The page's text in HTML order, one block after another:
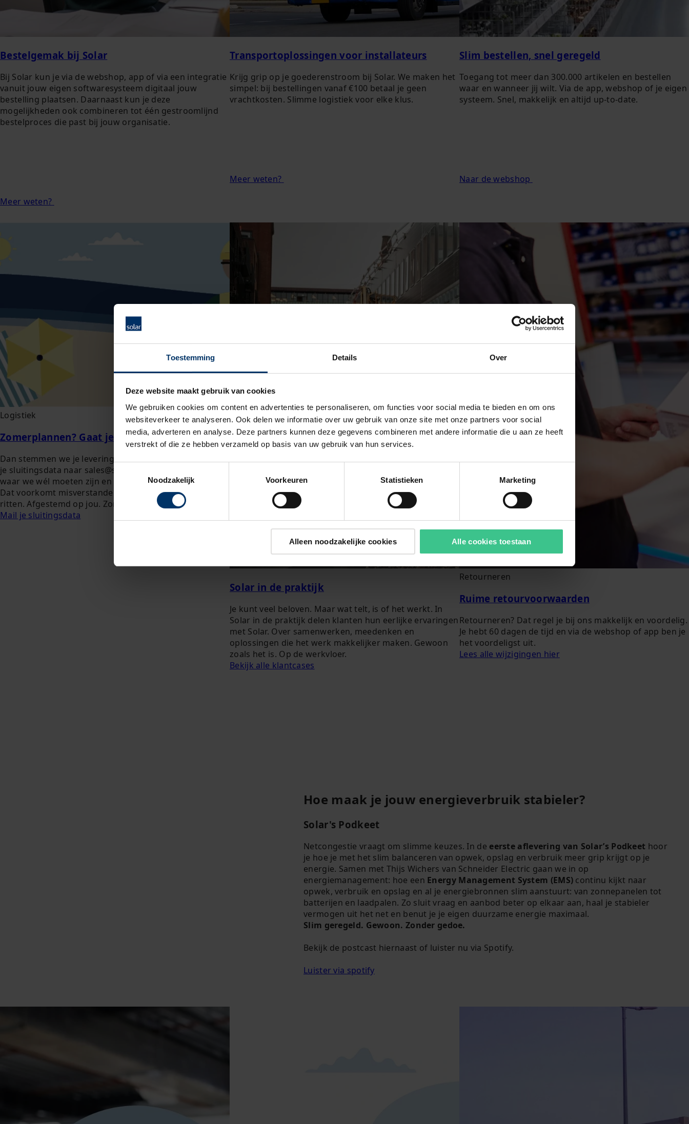
Toestemming Details Over
Deze website maakt gebruik van cookies
We gebruiken cookies om content en advertenties te personaliseren, om functies voor social media te bieden en om ons
websiteverkeer te analyseren. Ook delen we informatie over uw gebruik van onze site met onze partners voor social
media, adverteren en analyse. Deze partners kunnen deze gegevens combineren met andere informatie die u aan ze heeft
verstrekt of die ze hebben verzameld op basis van uw gebruik van hun services.
Toestemmingsselectie
Noodzakelijk
Voorkeuren Statistieken Marketing
Alleen noodzakelijke cookies Alle cookies toestaan
Bestelgemak bij Solar
Bij Solar kun je via de webshop, app of via een integratie
vanuit jouw eigen softwaresysteem digitaal jouw
bestelling plaatsen. Daarnaast kun je deze
mogelijkheden ook combineren tot één gestroomlijnd
bestelproces die past bij jouw organisatie.
Meer weten?
Transportoplossingen voor installateurs
Krijg grip op je goederenstroom bij Solar. We maken het
simpel: bij bestellingen vanaf €100 betaal je geen
vrachtkosten. Slimme logistiek voor elke klus.
Meer weten?
Slim bestellen, snel geregeld
Toegang tot meer dan 300.000 artikelen en bestellen
waar en wanneer jij wilt. Via de app, webshop of je eigen
systeem. Snel, makkelijk en altijd up-to-date.
Naar de webshop
Logistiek
Zomerplannen? Gaat je bedrijf dicht?
Dan stemmen we je leveringen af op jouw planning. Mail
je sluitingsdata naar sales@solar.nl. Dan weet logistiek
waar we wél moeten zijn en waar we je met rust laten.
Dat voorkomt misverstanden, onnodige stops en lege
ritten. Afgestemd op jou. Zonder omweg.
Mail je sluitingsdata
Solar in de praktijk
Je kunt veel beloven. Maar wat telt, is of het werkt. In
Solar in de praktijk delen klanten hun eerlijke ervaringen
met Solar. Over samenwerken, meedenken en
oplossingen die het werk makkelijker maken. Gewoon
zoals het is. Op de werkvloer.
Bekijk alle klantcases
Retourneren
Ruime retourvoorwaarden
Retourneren? Dat regel je bij ons makkelijk en voordelig.
Je hebt 60 dagen de tijd en via de webshop of app ben je
het voordeligst uit.
Lees alle wijzigingen hier
Hoe maak je jouw energieverbruik stabieler?
Solar's Podkeet
Netcongestie vraagt om slimme keuzes. In de eerste aflevering van Solar’s Podkeet hoor
je hoe je met het slim balanceren van opwek, opslag en verbruik meer grip krijgt op je
energie. Samen met Thijs Wichers van Schneider Electric gaan we in op
energiemanagement: hoe een Energy Management System (EMS) continu kijkt naar
opwek, verbruik en opslag en al je energiebronnen slim aanstuurt: van zonnepanelen tot
batterijen en laadpalen. Zo sluit vraag en aanbod beter op elkaar aan, haal je stabieler
vermogen uit het net en benut je je eigen duurzame energie maximaal.
Slim geregeld. Gewoon. Zonder gedoe.
Bekijk de postcast hiernaast of luister nu via Spotify.
Luister via spotify